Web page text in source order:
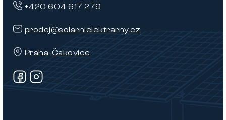
prodej@solarnielektrarny.cz
Praha-Čakovice
+420 604 617 279